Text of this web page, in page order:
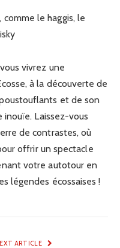
le haggis, le
vivrez une
à la découverte de
et de son
inouïe. Laissez-vous
de contrastes, où
offrir un spectacle
votre autotour en
légendes écossaises !
ARTICLE